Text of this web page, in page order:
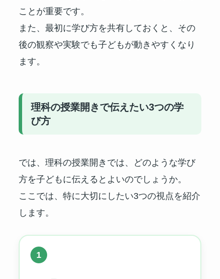
ことが重要です。
また、最初に学び方を共有しておくと、その
後の観察や実験でも子どもが動きやすくなり
ます。
理科の授業開きで伝えたい3つの学
び方
では、理科の授業開きでは、どのような学び
方を子どもに伝えるとよいのでしょうか。
ここでは、特に大切にしたい3つの視点を紹介
します。
1